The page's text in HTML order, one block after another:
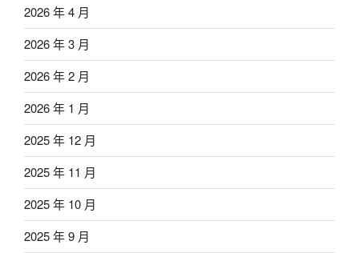
2026 年 4 月
2026 年 3 月
2026 年 2 月
2026 年 1 月
2025 年 12 月
2025 年 11 月
2025 年 10 月
2025 年 9 月